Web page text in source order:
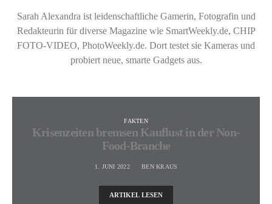
Sarah Alexandra ist leidenschaftliche Gamerin, Fotografin und
Redakteurin für diverse Magazine wie SmartWeekly.de, CHIP
FOTO-VIDEO, PhotoWeekly.de. Dort testet sie Kameras und
probiert neue, smarte Gadgets aus.
FAKTEN
Krisenzeiten bremsen Kauflust in der Non-
Food-Branche
1. JUNI 2022 BEN KRAUS
ARTIKEL LESEN